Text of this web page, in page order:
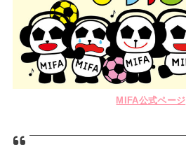
MIFA公式ページ